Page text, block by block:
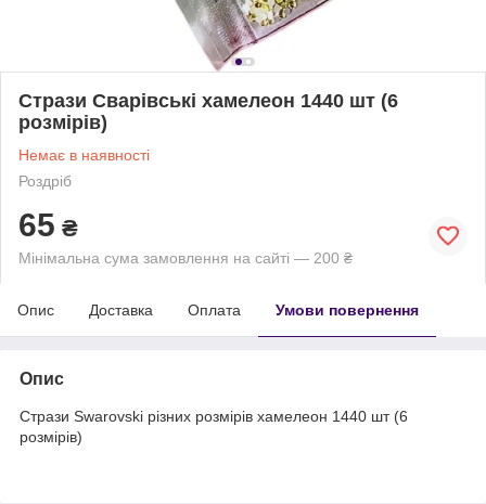
Стрази Сварівські хамелеон 1440 шт (6
розмірів)
Немає в наявності
Роздріб
65 ₴
Мінімальна сума замовлення на сайті — 200 ₴
Опис Доставка Оплата Умови повернення
Опис
Стрази Swarovski різних розмірів хамелеон 1440 шт (6
розмірів)